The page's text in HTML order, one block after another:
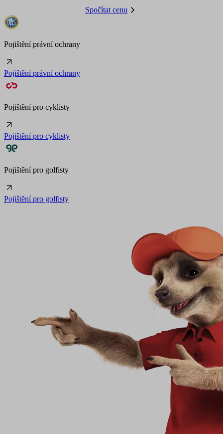
Spočítat cenu
Pojištění právní ochrany
Pojištění právní ochrany
Pojištění pro cyklisty
Pojištění pro cyklisty
Pojištění pro golfisty
Pojištění pro golfisty